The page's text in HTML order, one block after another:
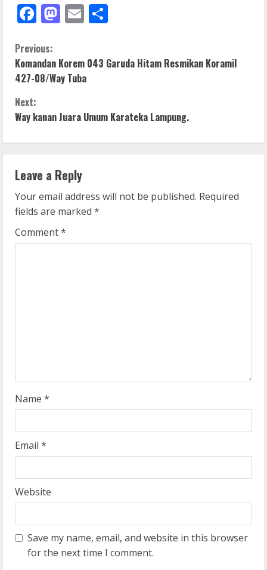
Facebook
Mastodon
Email
C
o
n
t
n
u
e
n
g
Previous:
Komandan Korem 043 Garuda Hitam Resmikan Koramil
427-08/Way Tuba
Next:
Way kanan Juara Umum Karateka Lampung.
Leave a Reply
Your email address will not be published. Required
fields are marked *
Comment*
Name *
Email *
Website
Save my name, email, and website in this browser
for the next time I comment.